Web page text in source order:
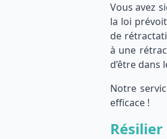
Vous avez
la loi
de
à une
d’être dans
Notre
efficace !